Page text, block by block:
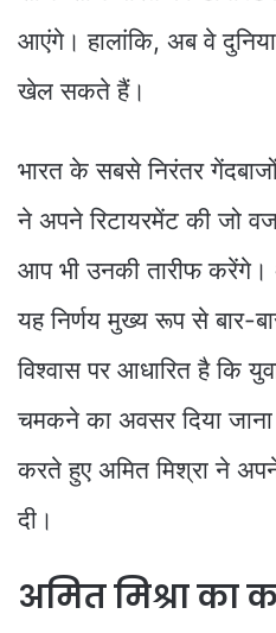
आएंगे। हालांकि, अब वे
खेल सकते हैं।
भारत के सबसे निरंतर
ने अपने रिटायरमेंट की जो
आप भी उनकी तारीफ करेंगे।
यह निर्णय मुख्य रूप से बार-
विश्वास पर आधारित है कि
चमकने का अवसर दिया जाना
करते हुए अमित मिश्रा ने
दी।
अमित मिश्रा का